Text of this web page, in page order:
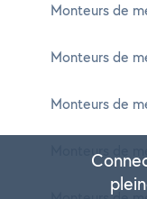
Monteurs de
Monteurs de
Monteurs de
Monteurs de